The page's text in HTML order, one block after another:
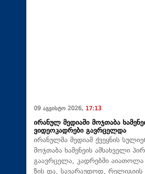
09 აგვისტო 2026, 17:13
ირანულ მედიაში მოჯთაბა
ვიდეოკადრები გავრცელდა
ირანულმა მედიამ ქვეყნის
მოჯთაბა ხამენეის ამსახველი
გაავრცელა, კადრებში აიათოლა
ზის და, სავარაუდოდ, რელიგიის